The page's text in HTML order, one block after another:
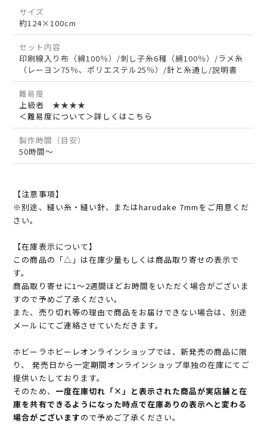
サイズ
約124×100cm
セット内容
印刷線入り布（綿100％）/刺し子糸6種（綿100％）/ラメ糸
（レーヨン75％、ポリエステル25％）/針と糸通し/説明書
難易度
上級者 ★★★★
＜難易度について＞詳しくはこちら
製作時間（目安）
50時間～
【注意事項】
※別途、縫い糸・縫い針、またはharudake 7mmをご用意くだ
さい。
【在庫表示について】
この商品の「△」は在庫少量もしくは商品取り寄せの表示で
す。
商品取り寄せに1～2週間ほどお時間をいただく場合がございま
すので予めご了承ください。
また、売り切れ等の理由で商品をお届けできない場合は、別途
メールにてご連絡させていただきます。
ホビーラホビーレオンラインショップでは、新発売の商品に限
り、 発売日から一定期間オンラインショップ単独の在庫にてご
提供いたしております。
そのため、 一度在庫切れ「×」と表示された商品が実店舗と在
庫を共有できるようになった時点で在庫ありの表示へと変わる
場合がございますので予めご了承ください。